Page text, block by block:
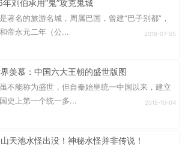
年刘伯承用“鬼”攻克鬼城
著名的旅游名城，周属巴国，曾建“巴子别都”，
帝永元二年（公...
2016-07-05
羡慕：中国六大王朝的盛世版图
不能称为盛世，但自秦始皇统一中国以来，建立
史上第一个统一多...
2015-10-04
天池水怪出没！神秘水怪并非传说！